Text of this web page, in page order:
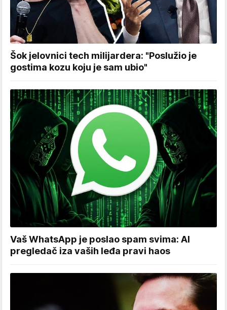
Šok jelovnici tech milijardera: "Poslužio je
gostima kozu koju je sam ubio"
Vaš WhatsApp je poslao spam svima: AI
pregledač iza vaših leđa pravi haos